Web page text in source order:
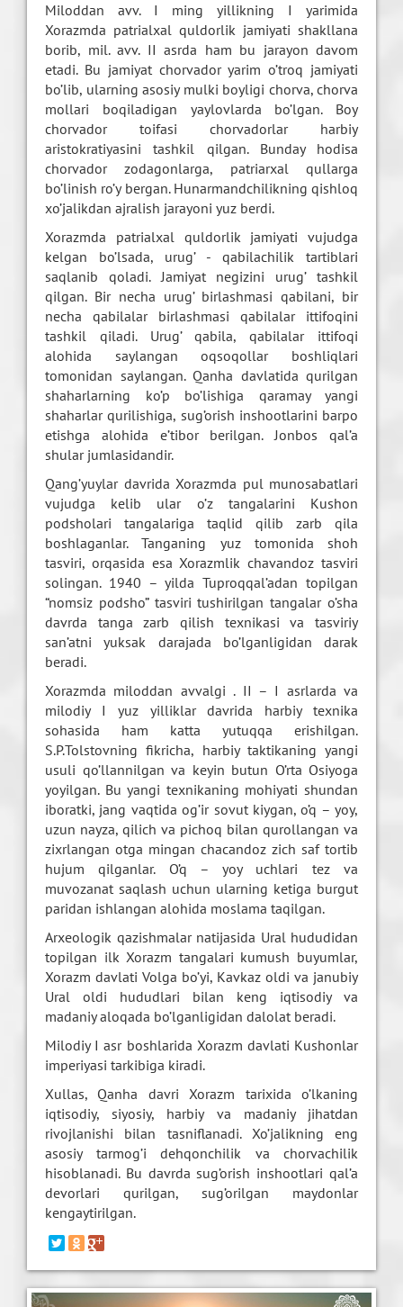
Miloddan avv. I ming yillikning I yarimida
Xorazmda patrialxal quldorlik jamiyati shakllana
borib, mil. avv. II asrda ham bu jarayon davom
etadi. Bu jamiyat chorvador yarim o’troq jamiyati
bo’lib, ularning asosiy mulki boyligi chorva, chorva
mollari boqiladigan yaylovlarda bo’lgan. Boy
chorvador toifasi chorvadorlar harbiy
aristokratiyasini tashkil qilgan. Bunday hodisa
chorvador zodagonlarga, patriarxal qullarga
bo’linish ro’y bergan. Hunarmandchilikning qishloq
xo’jalikdan ajralish jarayoni yuz berdi.
Xorazmda patrialxal quldorlik jamiyati vujudga
kelgan bo’lsada, urug’ - qabilachilik tartiblari
saqlanib qoladi. Jamiyat negizini urug’ tashkil
qilgan. Bir necha urug’ birlashmasi qabilani, bir
necha qabilalar birlashmasi qabilalar ittifoqini
tashkil qiladi. Urug’ qabila, qabilalar ittifoqi
alohida saylangan oqsoqollar boshliqlari
tomonidan saylangan. Qanha davlatida qurilgan
shaharlarning ko’p bo’lishiga qaramay yangi
shaharlar qurilishiga, sug’orish inshootlarini barpo
etishga alohida e’tibor berilgan. Jonbos qal’a
shular jumlasidandir.
Qang’yuylar davrida Xorazmda pul munosabatlari
vujudga kelib ular o’z tangalarini Kushon
podsholari tangalariga taqlid qilib zarb qila
boshlaganlar. Tanganing yuz tomonida shoh
tasviri, orqasida esa Xorazmlik chavandoz tasviri
solingan. 1940 – yilda Tuproqqal’adan topilgan
“nomsiz podsho” tasviri tushirilgan tangalar o’sha
davrda tanga zarb qilish texnikasi va tasviriy
san’atni yuksak darajada bo’lganligidan darak
beradi.
Xorazmda miloddan avvalgi . II – I asrlarda va
milodiy I yuz yilliklar davrida harbiy texnika
sohasida ham katta yutuqqa erishilgan.
S.P.Tolstovning fikricha, harbiy taktikaning yangi
usuli qo’llannilgan va keyin butun O’rta Osiyoga
yoyilgan. Bu yangi texnikaning mohiyati shundan
iboratki, jang vaqtida og’ir sovut kiygan, o’q – yoy,
uzun nayza, qilich va pichoq bilan qurollangan va
zixrlangan otga mingan chacandoz zich saf tortib
hujum qilganlar. O’q – yoy uchlari tez va
muvozanat saqlash uchun ularning ketiga burgut
paridan ishlangan alohida moslama taqilgan.
Arxeologik qazishmalar natijasida Ural hududidan
topilgan ilk Xorazm tangalari kumush buyumlar,
Xorazm davlati Volga bo’yi, Kavkaz oldi va janubiy
Ural oldi hududlari bilan keng iqtisodiy va
madaniy aloqada bo’lganligidan dalolat beradi.
Milodiy I asr boshlarida Xorazm davlati Kushonlar
imperiyasi tarkibiga kiradi.
Xullas, Qanha davri Xorazm tarixida o’lkaning
iqtisodiy, siyosiy, harbiy va madaniy jihatdan
rivojlanishi bilan tasniflanadi. Xo’jalikning eng
asosiy tarmog’i dehqonchilik va chorvachilik
hisoblanadi. Bu davrda sug’orish inshootlari qal’a
devorlari qurilgan, sug’orilgan maydonlar
kengaytirilgan.